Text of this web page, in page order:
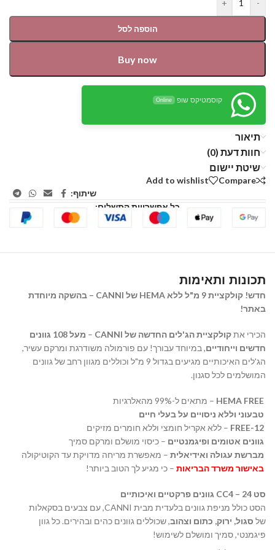
-
+
הוספה לסל
Buy now
קוסמטיקס שופ Online
תיאור
חוות דעת (0)
שיטת יישום
Compare
Add to wishlist
שיתוף:
כל אפשרויות התשלום:
תכונות ותאימות
חדש! קולקציית 9 מ"ל ללא HEMA של CANNI – בהשקה מיוחדת
באתר!
הכירי אתקולקציית הג'לים החדשה של CANNI –
מעל 108 גוונים
חדשים וייחודיים, במיוחד עבורך! עם פורמולה משודרגת ומרקם עשיר,
הג'לים האיכותיים מגיעים בגדול 9 מ"ל וכוללים מגוון רחב של גוונים
המושלמים לכל סגנון.
HEMA FREE – מתאים ל-99% מהאלרגיות
טבעוני וללא ניסויים על בעלי חיים
12-FREE
– ללא אקריל חומצי וללא חומרים מזיקים
גוונים אטומים ופיגמנטיים – כיסוי מושלם ומרקם סמיך
מברשת עגולה ואידיאלית – מאפשרת מריחה מדויקת עד הקוטיקולה
באישור משרד הבריאות – כי מגיע לך הטוב ביותר!
סט CC4 – 24 גוונים פרקטיים ואיכותיים
הסט כולל מניפת גוונים בלעדית מבית CANNI, עם צבעים בסקאלות
של סגול, ירוק, כתום וצהוב, שכוללים גוונים כהים ובהירים. כל גוון
פיגמנטי, סמיך ומושלם לשימוש!